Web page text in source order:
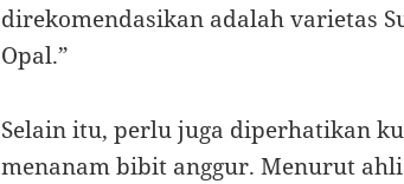
direkomendasikan adalah varietas
Opal.”
Selain itu, perlu juga diperhatikan
menanam bibit anggur. Menurut